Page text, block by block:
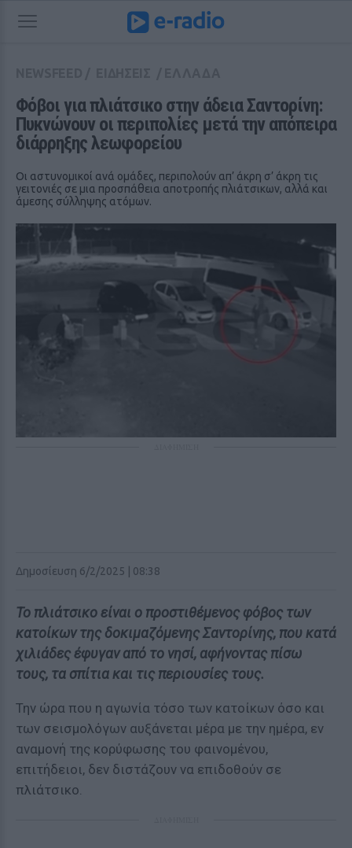
Φόβοι για πλιάτσικο στην άδεια Σαντορίνη:
Πυκνώνουν οι περιπολίες μετά την απόπειρα
διάρρηξης λεωφορείου
Οι αστυνομικοί ανά ομάδες, περιπολούν απ’ άκρη σ’ άκρη τις
γειτονιές σε μια προσπάθεια αποτροπής πλιάτσικων, αλλά και
άμεσης σύλληψης ατόμων.
Δημοσίευση 6/2/2025 | 08:38
Το πλιάτσικο είναι ο προστιθέμενος φόβος των
κατοίκων της δοκιμαζόμενης Σαντορίνης, που κατά
χιλιάδες έφυγαν από το νησί, αφήνοντας πίσω
τους, τα σπίτια και τις περιουσίες τους.
Την ώρα που η αγωνία τόσο των κατοίκων όσο και
των σεισμολόγων αυξάνεται μέρα με την ημέρα, εν
αναμονή της κορύφωσης του φαινομένου,
επιτήδειοι, δεν διστάζουν να επιδοθούν σε
πλιάτσικο.